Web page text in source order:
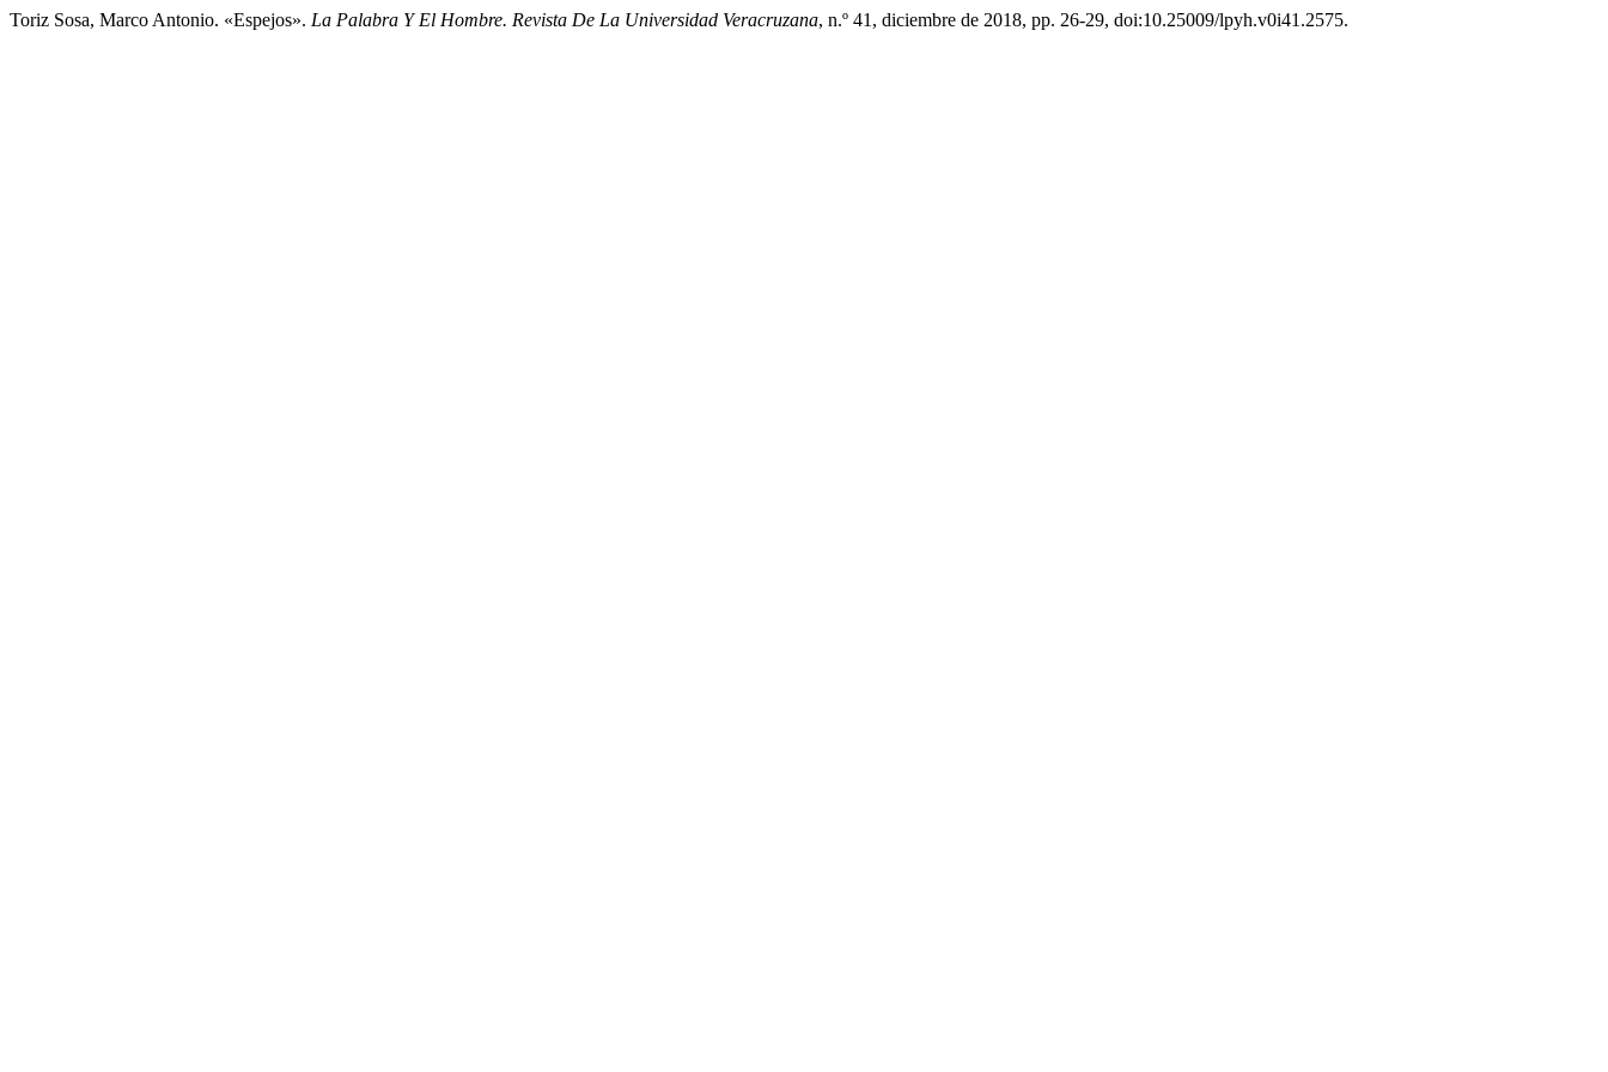
Toriz Sosa, Marco Antonio. «Espejos». La Palabra Y El Hombre. Revista De La Universidad Veracruzana, n.º 41, diciembre de 2018, pp. 26-29, doi:10.25009/lpyh.v0i41.2575.